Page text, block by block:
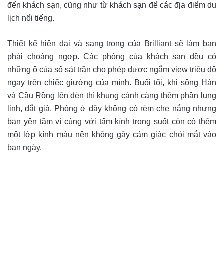
đến khách sạn, cũng như từ khách sạn để các địa điểm du
lịch nổi tiếng.
Thiết kế hiện đại và sang trọng của Brilliant sẽ làm bạn
phải choáng ngợp. Các phòng của khách sạn đều có
những ô của sổ sát trần cho phép được ngắm view triệu đô
ngay trên chiếc giường của mình. Buổi tối, khi sông Hàn
và Cầu Rồng lên đèn thì khung cảnh càng thêm phần lung
linh, đắt giá. Phòng ở đây không có rèm che nắng nhưng
bạn yên tầm vì cùng với tấm kính trong suốt còn có thêm
một lớp kính màu nên không gây cảm giác chói mắt vào
ban ngày.